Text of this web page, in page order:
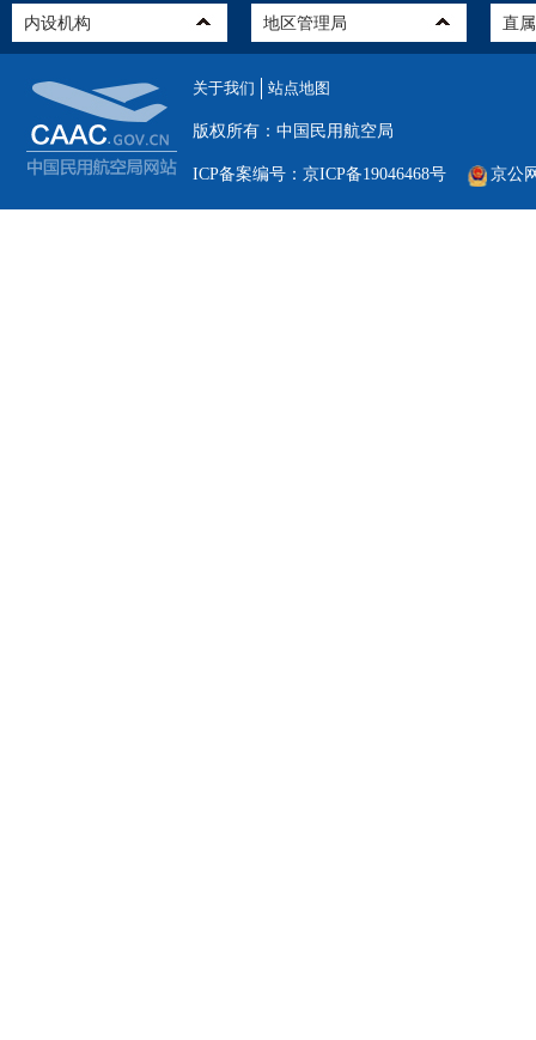
关于我们 站点地图
版权所有：中国民用航空局
ICP备案编号：京ICP备19046468号 京公